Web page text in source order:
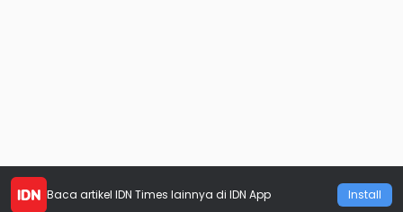
Baca artikel IDN Times lainnya di IDN App Install